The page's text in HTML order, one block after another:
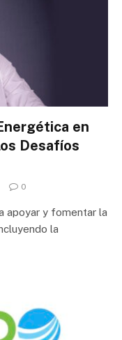
en
Desafíos
0
apoyar y fomentar la
la